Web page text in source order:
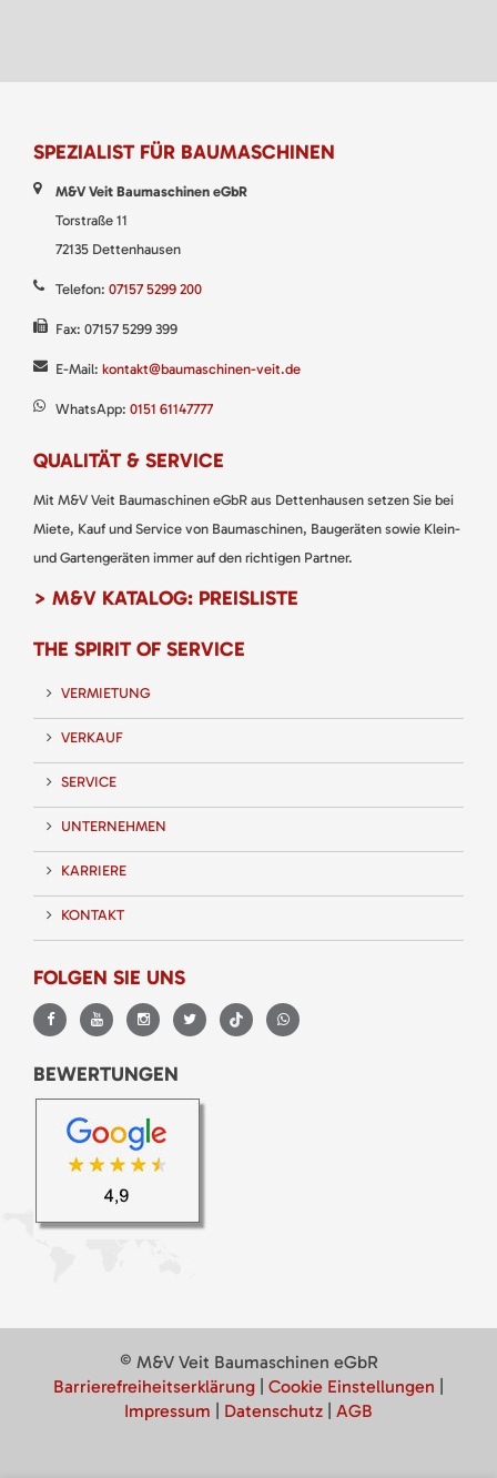
SPEZIALIST FÜR BAUMASCHINEN
M&V Veit Baumaschinen eGbR
Torstraße 11
72135 Dettenhausen
Telefon: 07157 5299 200
Fax: 07157 5299 399
E-Mail: kontakt@baumaschinen-veit.de
WhatsApp: 0151 61147777
QUALITÄT & SERVICE
Mit M&V Veit Baumaschinen eGbR aus Dettenhausen setzen Sie bei
Miete, Kauf und Service von Baumaschinen, Baugeräten sowie Klein-
und Gartengeräten immer auf den richtigen Partner.
> M&V KATALOG: PREISLISTE
THE SPIRIT OF SERVICE
VERMIETUNG
VERKAUF
SERVICE
UNTERNEHMEN
KARRIERE
KONTAKT
FOLGEN SIE UNS
BEWERTUNGEN
© M&V Veit Baumaschinen eGbR
Barrierefreiheitserklärung
Cookie Einstellungen
Impressum
Datenschutz AGB